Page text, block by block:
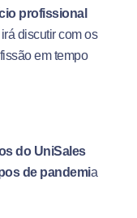
profissional
irá discutir com os
em tempo
do UniSales
de pandemia